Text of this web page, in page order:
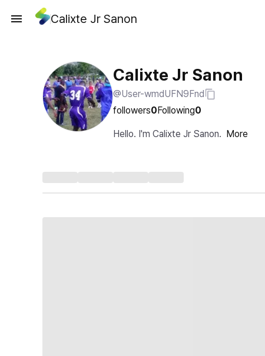
Calixte Jr Sanon
Calixte Jr Sanon
@User-wmdUFN9Fnd
followers0Following0
Hello. I'm Calixte Jr Sanon. More